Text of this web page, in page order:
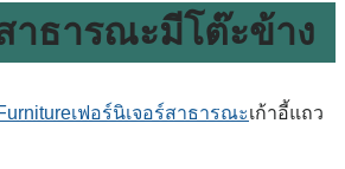
าธารณะมีโต๊ะข้าง
เฟอร์นิเจอร์สาธารณะเก้าอี้แถว